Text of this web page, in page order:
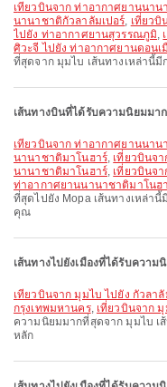
เที่ยวบินจาก ท่าอากาศยานนานาชาติฉัตรปาตี ศิวะจี ไปยัง ท่าอากาศยาน
นานาชาติกัวลาลัมเปอร์, เที่ยว
ไปยัง ท่าอากาศยานสุวรรณภูมิ,
ศิวะจี ไปยัง ท่าอากาศยานดอนเ
ที่สุดจาก มุมไบ เส้นทางเหล่านี้
เส้นทางบินที่ได้รับความนิยมมา
เที่ยวบินจาก ท่าอากาศยานนานาชาติฉัตรปาตี ศิวะจี ไปยัง ท่าอากาศยาน
นานาชาติมาโนฮาร์, เที่ยวบินจ
นานาชาติมาโนฮาร์, เที่ยวบินจ
ท่าอากาศยานนานาชาติมาโนฮ
ที่สุดไปยัง Mopa เส้นทางเหล่า
คุณ
เส้นทางไปยังเมืองที่ได้รับควา
เที่ยวบินจาก มุมไบ ไปยัง กัวลาลั
กรุงเทพมหานคร, เที่ยวบินจาก
ความนิยมมากที่สุดจาก มุมไบ เ
หลัก